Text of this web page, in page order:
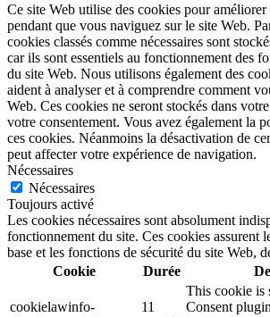
Ce site Web utilise des cookies pour
pendant que vous naviguez sur le site Web.
cookies classés comme nécessaires sont
car ils sont essentiels au fonctionnement des
du site Web. Nous utilisons également des
aident à analyser et à comprendre comment
Web. Ces cookies ne seront stockés dans
votre consentement. Vous avez également la
ces cookies. Néanmoins la désactivation de
peut affecter votre expérience de navigation.
Nécessaires
Nécessaires
Toujours activé
Les cookies nécessaires sont absolument
fonctionnement du site. Ces cookies assurent
base et les fonctions de sécurité du site Web,
Cookie
Durée
cookielawinfo-
11
This cookie is
Consent